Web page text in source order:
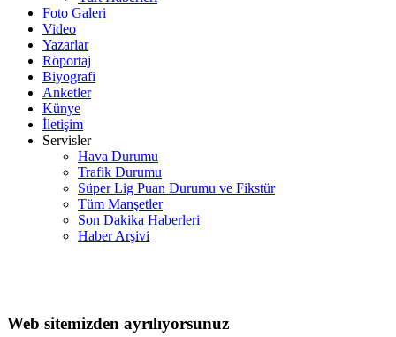
Foto Galeri
Video
Yazarlar
Röportaj
Biyografi
Anketler
Künye
İletişim
Servisler
Hava Durumu
Trafik Durumu
Süper Lig Puan Durumu ve Fikstür
Tüm Manşetler
Son Dakika Haberleri
Haber Arşivi
Web sitemizden ayrılıyorsunuz